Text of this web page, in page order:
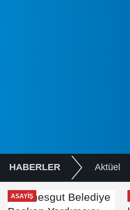
HABERLER Aktüel
ASAYIŞ